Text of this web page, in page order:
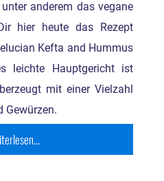
anderem das vegane
hier heute das Rezept
Kefta and Hummus
leichte Hauptgericht ist
mit einer Vielzahl
Gewürzen.